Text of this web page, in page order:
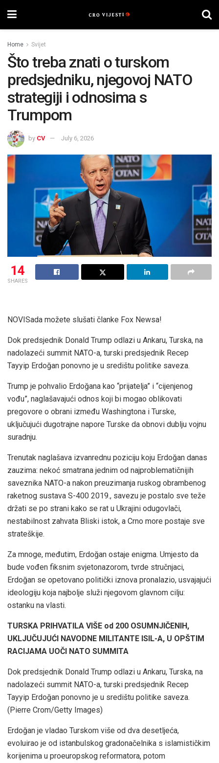
Home Svijet
Što treba znati o turskom
predsjedniku, njegovoj NATO
strategiji i odnosima s
Trumpom
by CV July 6, 2026
14
SHARES
NOVISada možete slušati članke Fox Newsa!
Dok predsjednik Donald Trump odlazi u Ankaru, Turska, na
nadolazeći summit NATO-a, turski predsjednik Recep
Tayyip Erdoğan ponovno je u središtu politike saveza.
Trump je pohvalio Erdoğana kao “prijatelja” i “cijenjenog
vođu”, naglašavajući odnos koji bi mogao oblikovati
pregovore o obrani između Washingtona i Turske,
uključujući dugotrajne napore Turske da obnovi dublju vojnu
suradnju.
Trenutak naglašava izvanrednu poziciju koju Erdoğan danas
zauzima: nekoć smatrana jednim od najproblematičnijih
saveznika NATO-a nakon preuzimanja ruskog obrambenog
raketnog sustava S-400 2019., savezu je postalo sve teže
držati se po strani kako se rat u Ukrajini odugovlači,
nestabilnost zahvata Bliski istok, a Crno more postaje sve
strateškije.
Za mnoge, međutim, Erdoğan ostaje enigma. Umjesto da
bude vođen fiksnim svjetonazorom, tvrde stručnjaci,
Erdoğan se opetovano politički iznova pronalazio, usvajajući
ideologiju koja najbolje služi njegovom glavnom cilju:
ostanku na vlasti.
TURSKA PRIHVATILA VIŠE od 200 OSUMNJIČENIH,
UKLJUČUJUĆI NAVODNE MILITANTE ISIL-A, U OPŠTIM
RACIJAMA UOČI NATO SUMMITA
Dok predsjednik Donald Trump odlazi u Ankaru, Turska, na
nadolazeći summit NATO-a, turski predsjednik Recep
Tayyip Erdoğan ponovno je u središtu politike saveza.
(Pierre Crom/Getty Images)
Erdoğan je vladao Turskom više od dva desetljeća,
evoluirao je od istanbulskog gradonačelnika s islamističkim
korijenima u proeuropskog reformatora, potom